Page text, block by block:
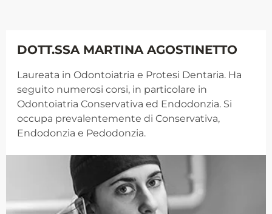
DOTT.SSA MARTINA AGOSTINETTO
Laureata in Odontoiatria e Protesi Dentaria. Ha
seguito numerosi corsi, in particolare in
Odontoiatria Conservativa ed Endodonzia. Si
occupa prevalentemente di Conservativa,
Endodonzia e Pedodonzia.